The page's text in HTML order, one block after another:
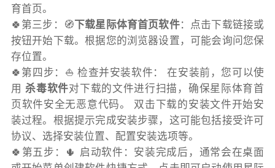
育首页。
🍀第三步：🧭下载星际体育首页软件：点击下载链接或
按钮开始下载。根据您的浏览器设置，可能会询问您保
存位置。
🍀第四步：⛵️ 检查并安装软件： 在安装前，您可以使
用杀毒软件对下载的文件进行扫描，确保星际体育首
页软件安全无恶意代码。 双击下载的安装文件开始安
装过程。根据提示完成安装步骤，这可能包括接受许可
协议、选择安装位置、配置安装选项等。
🍀第五步：🌵 启动软件：安装完成后，通常会在桌面